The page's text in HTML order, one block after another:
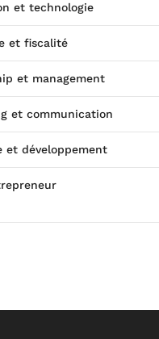
et technologie
et fiscalité
et management
et communication
et développement